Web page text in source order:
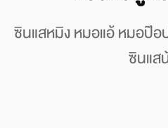
ซินแสหมิง หมอแอ้ หมอป๊
ซินแส